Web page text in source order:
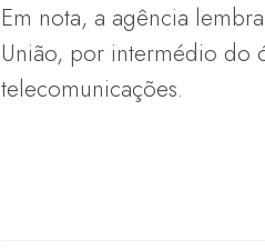
Em nota, a agência
União, por intermédio do
telecomunicações.